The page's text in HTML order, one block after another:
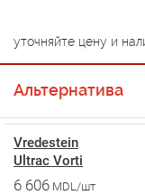
уточняйте цену и
Альтернатива
Vredestein
Ultrac Vorti
6 606 MDL/шт